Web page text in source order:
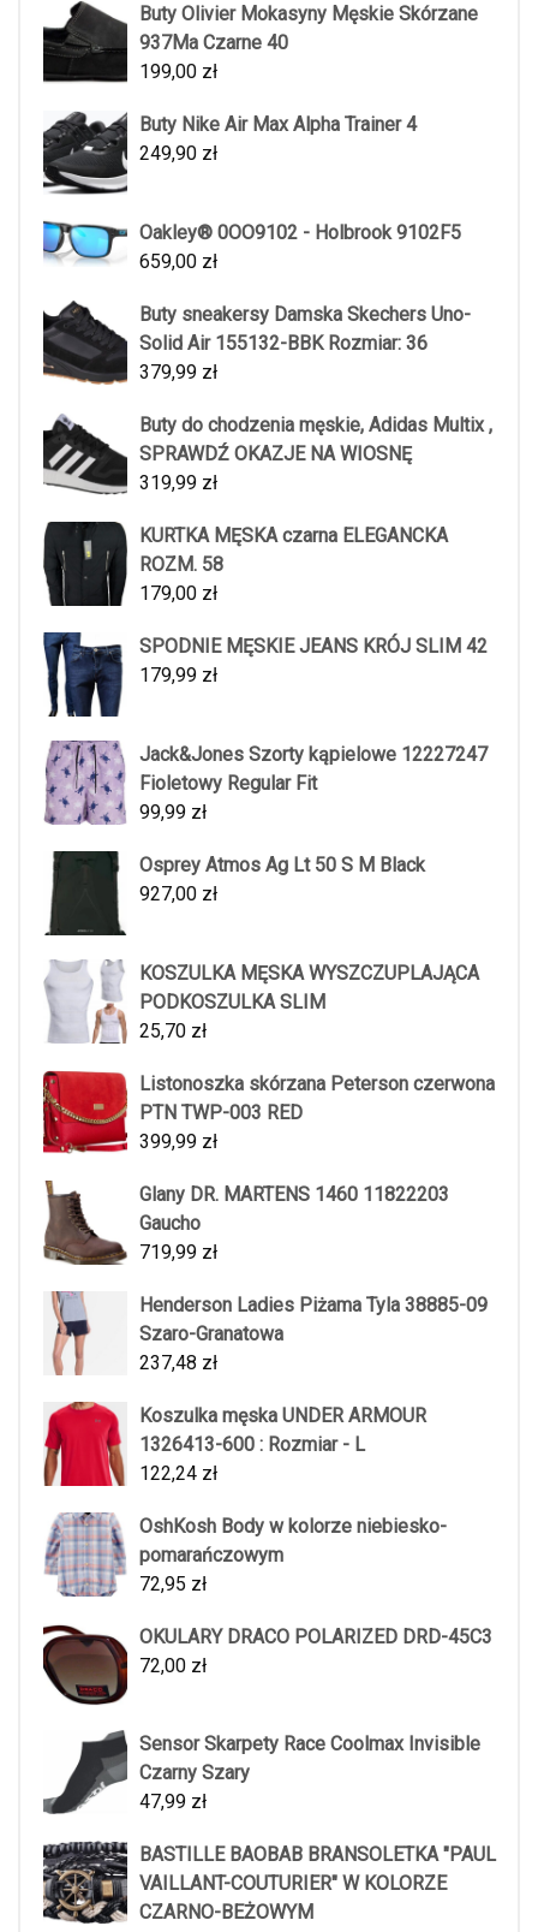
Buty Olivier Mokasyny Męskie Skórzane
937Ma Czarne 40
199,00 zł
Buty Nike Air Max Alpha Trainer 4
249,90 zł
Oakley® 0OO9102 - Holbrook 9102F5
659,00 zł
Buty sneakersy Damska Skechers Uno-
Solid Air 155132-BBK Rozmiar: 36
379,99 zł
Buty do chodzenia męskie, Adidas Multix ,
SPRAWDŹ OKAZJE NA WIOSNĘ
319,99 zł
KURTKA MĘSKA czarna ELEGANCKA
ROZM. 58
179,00 zł
SPODNIE MĘSKIE JEANS KRÓJ SLIM 42
179,99 zł
Jack&Jones Szorty kąpielowe 12227247
Fioletowy Regular Fit
99,99 zł
Osprey Atmos Ag Lt 50 S M Black
927,00 zł
KOSZULKA MĘSKA WYSZCZUPLAJĄCA
PODKOSZULKA SLIM
25,70 zł
Listonoszka skórzana Peterson czerwona
PTN TWP-003 RED
399,99 zł
Glany DR. MARTENS 1460 11822203
Gaucho
719,99 zł
Henderson Ladies Piżama Tyla 38885-09
Szaro-Granatowa
237,48 zł
Koszulka męska UNDER ARMOUR
1326413-600 : Rozmiar - L
122,24 zł
OshKosh Body w kolorze niebiesko-
pomarańczowym
72,95 zł
OKULARY DRACO POLARIZED DRD-45C3
72,00 zł
Sensor Skarpety Race Coolmax Invisible
Czarny Szary
47,99 zł
BASTILLE BAOBAB BRANSOLETKA "PAUL
VAILLANT-COUTURIER" W KOLORZE
CZARNO-BEŻOWYM